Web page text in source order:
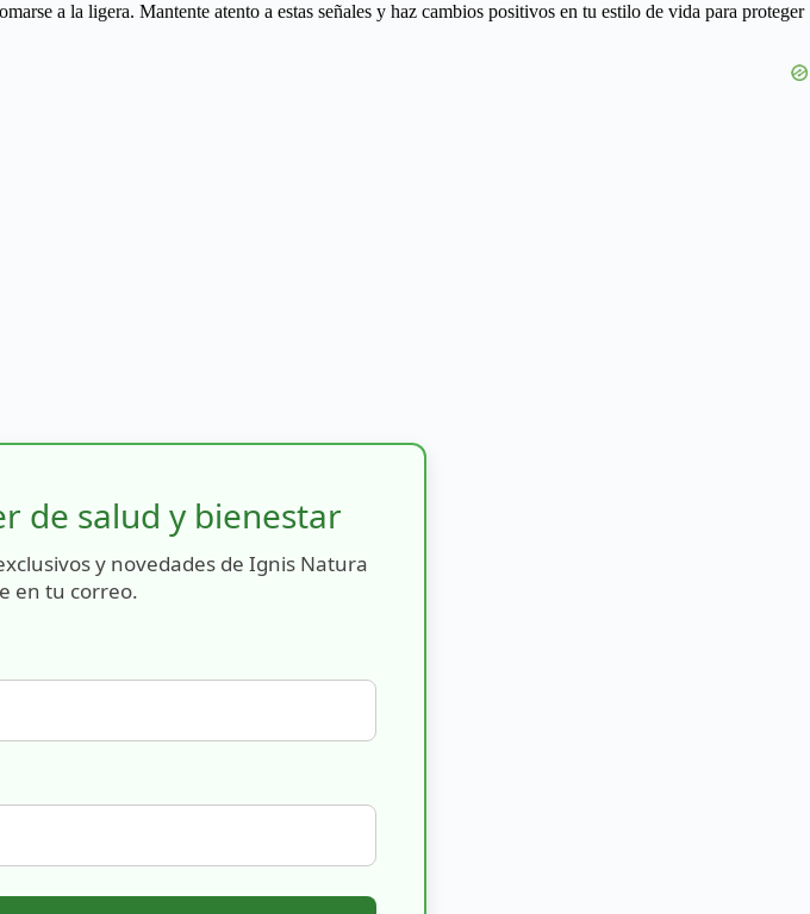
a la ligera. Mantente atento a estas señales y haz cambios positivos en tu estilo de vida para proteger
de salud y bienestar
y novedades de Ignis Natura
en tu correo.